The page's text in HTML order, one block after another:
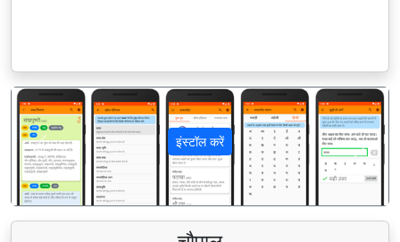
इंस्टॉल करें
पिछला अगला